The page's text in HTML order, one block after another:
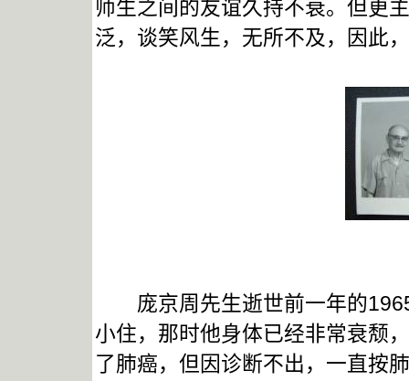
师生之间的友谊久持不衰。但更
泛，谈笑风生，无所不及，因此
庞京周先生逝世前一年的1965
小住，那时他身体已经非常衰颓
了肺癌，但因诊断不出，一直按